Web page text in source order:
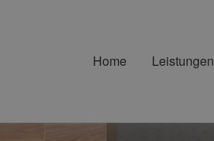
Home Leistungen